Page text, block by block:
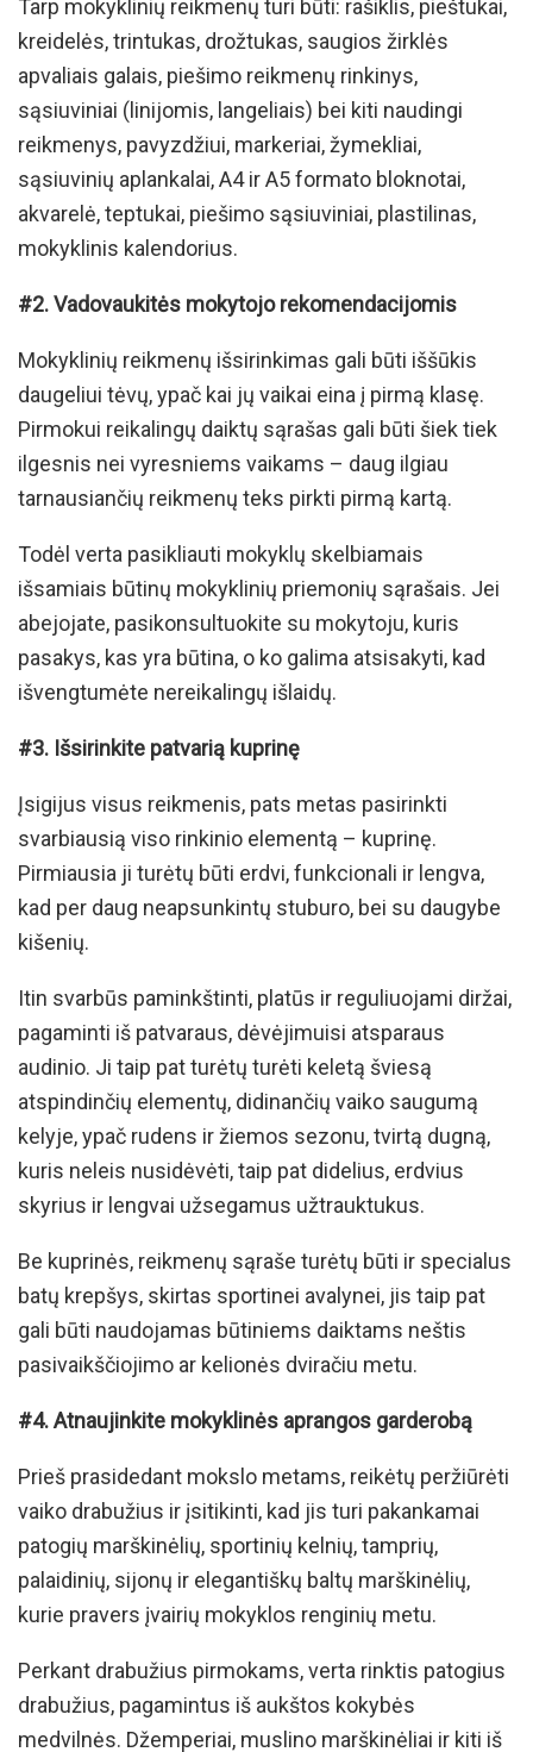
Tarp mokyklinių reikmenų turi būti: rašiklis, pieštukai,
kreidelės, trintukas, drožtukas, saugios žirklės
apvaliais galais, piešimo reikmenų rinkinys,
sąsiuviniai (linijomis, langeliais) bei kiti naudingi
reikmenys, pavyzdžiui, markeriai, žymekliai,
sąsiuvinių aplankalai, A4 ir A5 formato bloknotai,
akvarelė, teptukai, piešimo sąsiuviniai, plastilinas,
mokyklinis kalendorius.
#2. Vadovaukitės mokytojo rekomendacijomis
Mokyklinių reikmenų išsirinkimas gali būti iššūkis
daugeliui tėvų, ypač kai jų vaikai eina į pirmą klasę.
Pirmokui reikalingų daiktų sąrašas gali būti šiek tiek
ilgesnis nei vyresniems vaikams – daug ilgiau
tarnausiančių reikmenų teks pirkti pirmą kartą.
Todėl verta pasikliauti mokyklų skelbiamais
išsamiais būtinų mokyklinių priemonių sąrašais. Jei
abejojate, pasikonsultuokite su mokytoju, kuris
pasakys, kas yra būtina, o ko galima atsisakyti, kad
išvengtumėte nereikalingų išlaidų.
#3. Išsirinkite patvarią kuprinę
Įsigijus visus reikmenis, pats metas pasirinkti
svarbiausią viso rinkinio elementą – kuprinę.
Pirmiausia ji turėtų būti erdvi, funkcionali ir lengva,
kad per daug neapsunkintų stuburo, bei su daugybe
kišenių.
Itin svarbūs paminkštinti, platūs ir reguliuojami diržai,
pagaminti iš patvaraus, dėvėjimuisi atsparaus
audinio. Ji taip pat turėtų turėti keletą šviesą
atspindinčių elementų, didinančių vaiko saugumą
kelyje, ypač rudens ir žiemos sezonu, tvirtą dugną,
kuris neleis nusidėvėti, taip pat didelius, erdvius
skyrius ir lengvai užsegamus užtrauktukus.
Be kuprinės, reikmenų sąraše turėtų būti ir specialus
batų krepšys, skirtas sportinei avalynei, jis taip pat
gali būti naudojamas būtiniems daiktams neštis
pasivaikščiojimo ar kelionės dviračiu metu.
#4. Atnaujinkite mokyklinės aprangos garderobą
Prieš prasidedant mokslo metams, reikėtų peržiūrėti
vaiko drabužius ir įsitikinti, kad jis turi pakankamai
patogių marškinėlių, sportinių kelnių, tamprių,
palaidinių, sijonų ir elegantiškų baltų marškinėlių,
kurie pravers įvairių mokyklos renginių metu.
Perkant drabužius pirmokams, verta rinktis patogius
drabužius, pagamintus iš aukštos kokybės
medvilnės. Džemperiai, muslino marškinėliai ir kiti iš